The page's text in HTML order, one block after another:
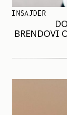
INSAJDER
BRENDOVI